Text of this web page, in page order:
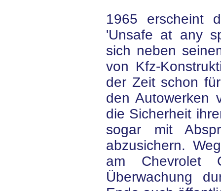
1965 erscheint
'Unsafe at any
sich neben
von Kfz-
der Zeit schon
den Autowerken
die Sicherheit
sogar mit
abzusichern.
am Chevrolet
Überwachung